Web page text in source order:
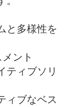
と多様性を
ント
ティブソリ
ィブなベス